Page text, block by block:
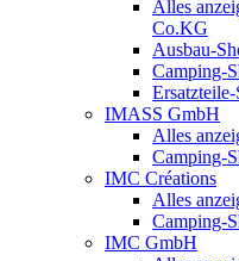
Alles
Co.KG
Ausbau-
Camping-
IMASS GmbH
Alles
Camping-
IMC Créations
Alles
Camping-
IMC GmbH